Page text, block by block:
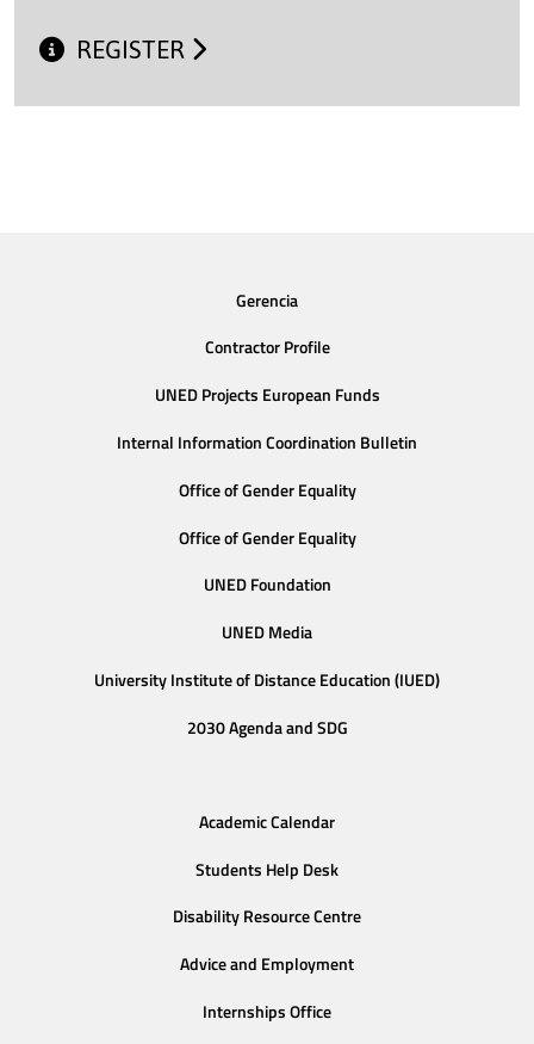
REGISTER
Gerencia
Contractor Profile
UNED Projects European Funds
Internal Information Coordination Bulletin
Office of Gender Equality
Office of Gender Equality
UNED Foundation
UNED Media
University Institute of Distance Education (IUED)
2030 Agenda and SDG
Academic Calendar
Students Help Desk
Disability Resource Centre
Advice and Employment
Internships Office